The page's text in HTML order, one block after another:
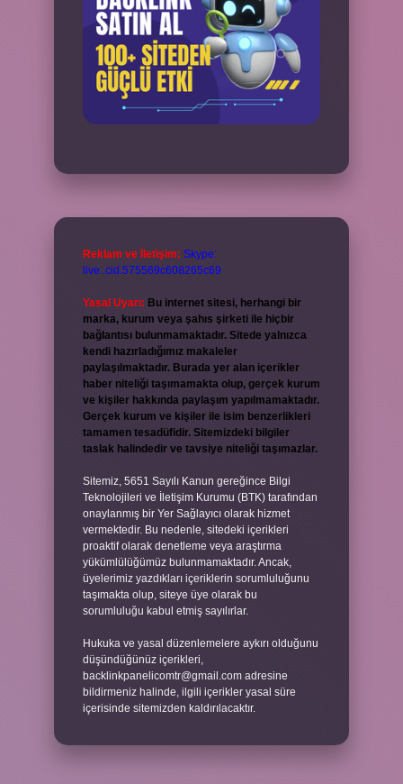
Reklam ve İletişim: Skype:
live:.cid.575569c608265c69
Yasal Uyarı: Bu internet sitesi, herhangi bir
marka, kurum veya şahıs şirketi ile hiçbir
bağlantısı bulunmamaktadır. Sitede yalnızca
kendi hazırladığımız makaleler
paylaşılmaktadır. Burada yer alan içerikler
haber niteliği taşımamakta olup, gerçek kurum
ve kişiler hakkında paylaşım yapılmamaktadır.
Gerçek kurum ve kişiler ile isim benzerlikleri
tamamen tesadüfidir. Sitemizdeki bilgiler
taslak halindedir ve tavsiye niteliği taşımazlar.
Sitemiz, 5651 Sayılı Kanun gereğince Bilgi
Teknolojileri ve İletişim Kurumu (BTK) tarafından
onaylanmış bir Yer Sağlayıcı olarak hizmet
vermektedir. Bu nedenle, sitedeki içerikleri
proaktif olarak denetleme veya araştırma
yükümlülüğümüz bulunmamaktadır. Ancak,
üyelerimiz yazdıkları içeriklerin sorumluluğunu
taşımakta olup, siteye üye olarak bu
sorumluluğu kabul etmiş sayılırlar.
Hukuka ve yasal düzenlemelere aykırı olduğunu
düşündüğünüz içerikleri,
backlinkpanelicomtr@gmail.com adresine
bildirmeniz halinde, ilgili içerikler yasal süre
içerisinde sitemizden kaldırılacaktır.